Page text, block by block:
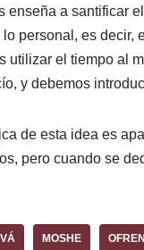
enseña a santificar
personal, es
utilizar el tiempo al
y debemos
de esta idea es
pero cuando se
MOSHE